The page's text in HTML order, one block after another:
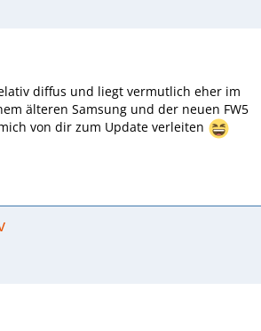
diffus und liegt vermutlich eher im
älteren Samsung und der neuen FW5
von dir zum Update verleiten